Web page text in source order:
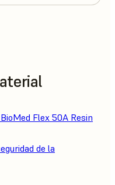
Flex 50A Resin
de la